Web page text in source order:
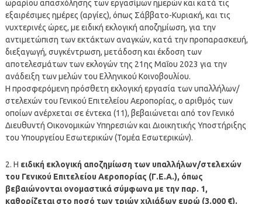
ωραρίου απασχόλησης των εργασίμων ημερών και κατά τις
εξαιρέσιμες ημέρες (αργίες), όπως Σάββατο-Κυριακή, και τις
νυχτερινές ώρες, με ειδική εκλογική αποζημίωση, για την
αντιμετώπιση των εκτάκτων αναγκών, κατά την προπαρασκευή,
διεξαγωγή, συγκέντρωση, μετάδοση και έκδοση των
αποτελεσμάτων των εκλογών της 21ης Μαΐου 2023 για την
ανάδειξη των μελών του Ελληνικού Κοινοβουλίου.
Η προσφερόμενη πρόσθετη εκλογική εργασία των υπαλλήλων/
στελεχών του Γενικού Επιτελείου Αεροπορίας, ο αριθμός των
οποίων ανέρχεται σε έντεκα (11), βεβαιώνεται από τον Γενικό
Διευθυντή Οικονομικών Υπηρεσιών και Διοικητικής Υποστήριξης
του Υπουργείου Εσωτερικών (Τομέα Εσωτερικών).
2. Η ειδική εκλογική αποζημίωση των υπαλλήλων/στελεχών
του Γενικού Επιτελείου Αεροπορίας (Γ.Ε.Α.), όπως
βεβαιώνονται ονομαστικά σύμφωνα με την παρ. 1,
καθορίζεται στο ποσό των τριών χιλιάδων ευρώ (3.000 €).